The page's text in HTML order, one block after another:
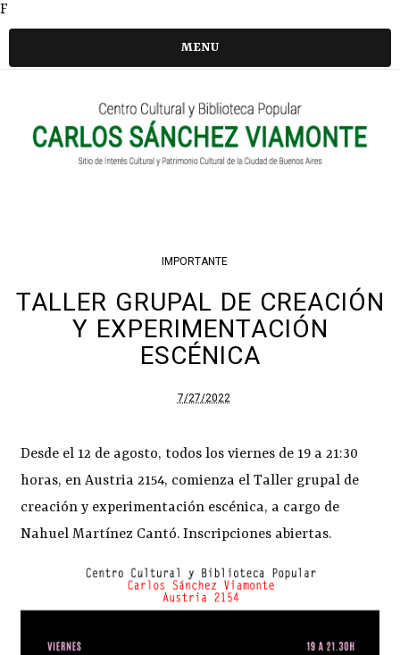
F
MENU
IMPORTANTE
TALLER GRUPAL DE CREACIÓN
Y EXPERIMENTACIÓN
ESCÉNICA
7/27/2022
Desde el 12 de agosto, todos los viernes de 19 a 21:30
horas, en Austria 2154, comienza el Taller grupal de
creación y experimentación escénica, a cargo de
Nahuel Martínez Cantó. Inscripciones abiertas.